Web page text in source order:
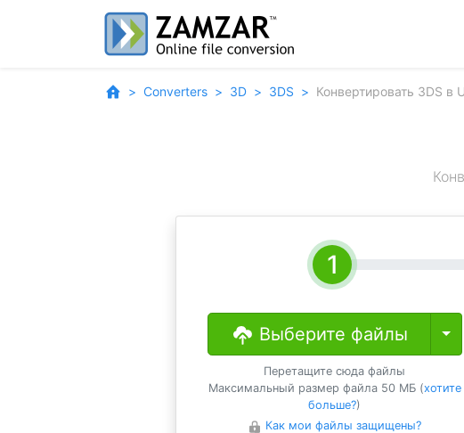
Converters 3D 3DS Конвертировать 3DS в
Выберите файлы
Перетащите сюда файлы
Максимальный размер файла 50 МБ (хотите
больше?)
Как мои файлы защищены?